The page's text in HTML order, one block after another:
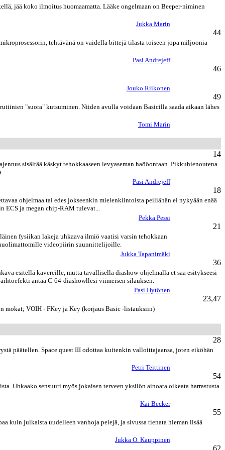
jää koko ilmoitus huomaamatta. Lääke ongelmaan on Beeper-niminen
Jukka Marin
44
tehtävänä on vaidella bittejä tilasta toiseen jopa miljoonia
Pasi Andrejeff
46
Jouko Riikonen
49
"suora" kutsuminen. Niiden avulla voidaan Basicilla saada aikaan lähes
Tomi Marin
14
sisältää käskyt tehokkaaseen levyaseman haööontaan. Pikkuhienoutena
Pasi Andrejeff
18
ohjelmaa tai edes jokseenkin mielenkiintoista peiliähän ei nykyään enää
ECS ja megan chip-RAM tulevat...
Pekka Pessi
21
fysiikan lakeja uhkaava ilmiö vaatisi varsin tehokkaan
huolimattomille videopiirin suunnittelijoille.
Jukka Tapanimäki
36
esitellä kavereille, mutta tavallisella diashow-ohjelmalla et saa esitykseesi
antaa C-64-diashowllesi viimeisen silauksen.
Pasi Hytönen
23,47
VOIH - FKey ja Key (korjaus Basic -listauksiin)
28
päätellen. Space quest III odottaa kuitenkin valloittajaansa, joten eiköhän
Petri Teittinen
54
Uhkaako sensuuri myös jokaisen terveen yksilön ainoata oikeata harrastusta
Kai Becker
55
kuin julkaista uudelleen vanhoja pelejä, ja sivussa tienata hieman lisää
Jukka O. Kauppinen
62